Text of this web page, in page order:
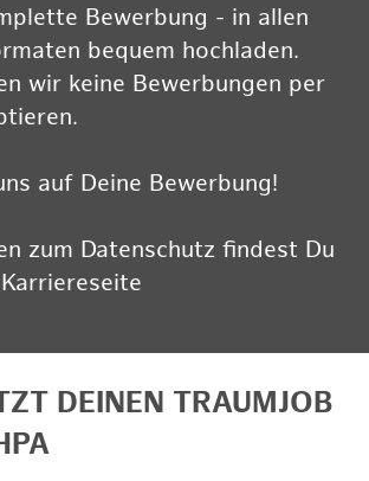
Bewerbung - in allen
bequem hochladen.
wir keine Bewerbungen per
auf Deine Bewerbung!
zum Datenschutz findest Du
DEINEN TRAUMJOB